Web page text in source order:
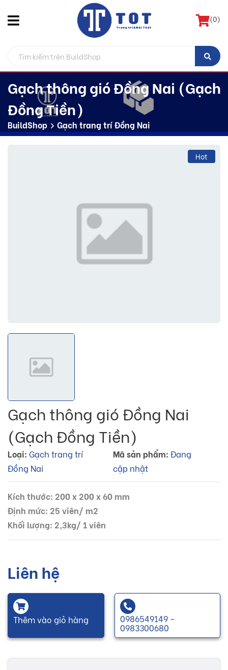
(0)
Gạch thông gió Đồng Nai (Gạch
Đồng Tiền)
BuildShop Gạch trang trí Đồng Nai
Hot
Gạch thông gió Đồng Nai
(Gạch Đồng Tiền)
Loại: Gạch trang trí
Đồng Nai
Mã sản phẩm: Đang
cập nhật
Kích thước: 200 x 200 x 60 mm
Định mức: 25 viên/ m2
Khối lượng: 2,3kg/ 1 viên
Liên hệ
Thêm vào giỏ hàng 0986549149 -
0983300680